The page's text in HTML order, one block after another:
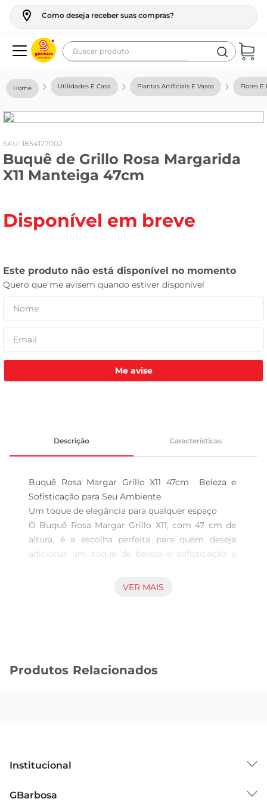
Como deseja receber suas compras?
Buscar produto
Utilidades E Casa Plantas Artificiais E Vasos Flores
: 1854127002
Buquê de Grillo Rosa Margarida
X11 Manteiga 47cm
Disponível em breve
Me avise
Descrição Características
Buquê Rosa Margar Grillo X11 47cm  Beleza e
Sofisticação para Seu Ambiente
Um toque de elegância para qualquer espaço
O Buquê Rosa Margar Grillo X11, com 47 cm de
altura, é a escolha perfeita para quem deseja
adicionar um toque de beleza e sofisticação a
cores vibrantes, este buquê traz um ar de frescor
Cada flor do buquê é cuidadosamente elaborada
ajustar a disposição das flores conforme a
perfeitamente em qualquer vaso ou arranjo.
VER MAIS
Produtos Relacionados
Institucional
GBarbosa
geladeira
fogao
café
cerveja
leite
tv